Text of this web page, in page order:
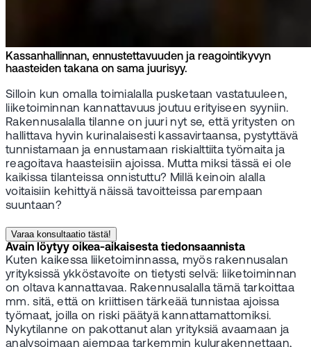
Kassanhallinnan, ennustettavuuden ja reagointikyvyn
haasteiden takana on sama juurisyy.
Silloin kun omalla toimialalla pusketaan vastatuuleen,
liiketoiminnan kannattavuus joutuu erityiseen syyniin.
Rakennusalalla tilanne on juuri nyt se, että yritysten on
hallittava hyvin kurinalaisesti kassavirtaansa, pystyttävä
tunnistamaan ja ennustamaan riskialttiita työmaita ja
reagoitava haasteisiin ajoissa. Mutta miksi tässä ei ole
kaikissa tilanteissa onnistuttu? Millä keinoin alalla
voitaisiin kehittyä näissä tavoitteissa parempaan
suuntaan?
Varaa konsultaatio tästä!
Avain löytyy oikea-aikaisesta tiedonsaannista
Kuten kaikessa liiketoiminnassa, myös rakennusalan
yrityksissä ykköstavoite on tietysti selvä: liiketoiminnan
on oltava kannattavaa. Rakennusalalla tämä tarkoittaa
mm. sitä, että on kriittisen tärkeää tunnistaa ajoissa
työmaat, joilla on riski päätyä kannattamattomiksi.
Nykytilanne on pakottanut alan yrityksiä avaamaan ja
analysoimaan aiempaa tarkemmin kulurakennettaan,